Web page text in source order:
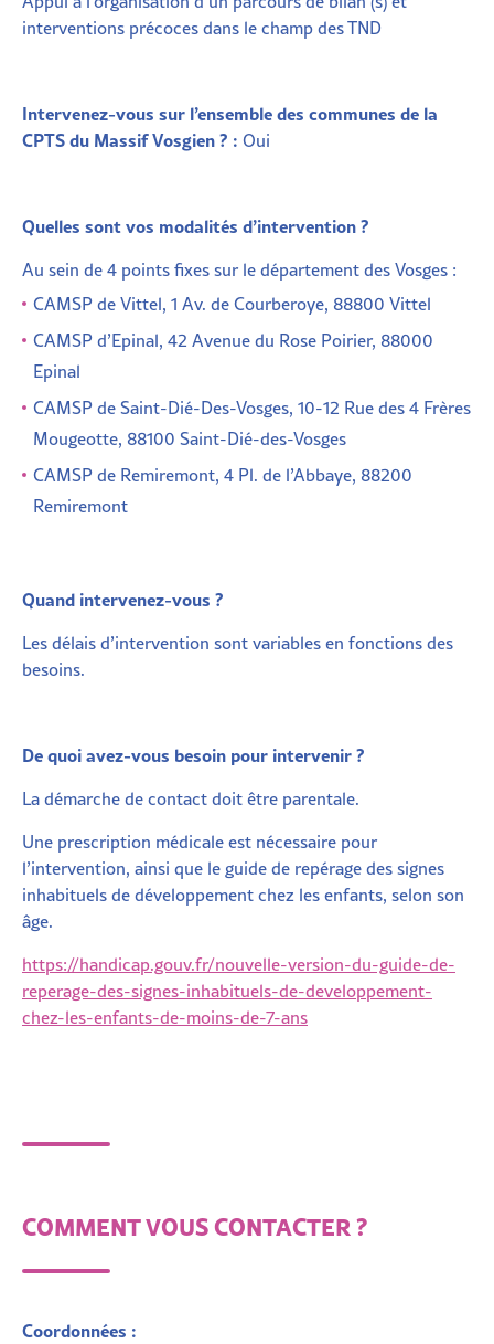
interventions précoces dans le champ des TND
Intervenez-vous sur l’ensemble des communes de la
CPTS du Massif Vosgien ? : Oui
Quelles sont vos modalités d’intervention ?
Au sein de 4 points fixes sur le département des Vosges :
CAMSP de Vittel, 1 Av. de Courberoye, 88800 Vittel
CAMSP d’Epinal, 42 Avenue du Rose Poirier, 88000
Epinal
CAMSP de Saint-Dié-Des-Vosges, 10-12 Rue des 4 Frères
Mougeotte, 88100 Saint-Dié-des-Vosges
CAMSP de Remiremont, 4 Pl. de l’Abbaye, 88200
Remiremont
Quand intervenez-vous ?
Les délais d’intervention sont variables en fonctions des
besoins.
De quoi avez-vous besoin pour intervenir ?
La démarche de contact doit être parentale.
Une prescription médicale est nécessaire pour
l’intervention, ainsi que le guide de repérage des signes
inhabituels de développement chez les enfants, selon son
âge.
https://handicap.gouv.fr/nouvelle-version-du-guide-de-
reperage-des-signes-inhabituels-de-developpement-
chez-les-enfants-de-moins-de-7-ans
COMMENT VOUS CONTACTER ?
Coordonnées :